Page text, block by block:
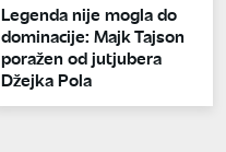
Legenda nije mogla do
dominacije: Majk Tajson
poražen od jutjubera
Džejka Pola